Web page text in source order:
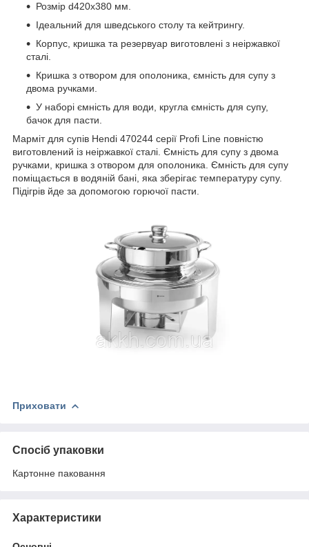
Розмір d420x380 мм.
Ідеальний для шведського столу та кейтрингу.
Корпус, кришка та резервуар виготовлені з неіржавкої
сталі.
Кришка з отвором для ополоника, ємність для супу з
двома ручками.
У наборі ємність для води, кругла ємність для супу,
бачок для пасти.
Марміт для супів Hendi 470244 серії Profi Line повністю
виготовлений із неіржавкої сталі. Ємність для супу з двома
ручками, кришка з отвором для ополоника. Ємність для супу
поміщається в водяній бані, яка зберігає температуру супу.
Підігрів йде за допомогою горючої пасти.
Приховати
Спосіб упаковки
Картонне паковання
Характеристики